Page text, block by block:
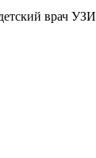
врач УЗИ